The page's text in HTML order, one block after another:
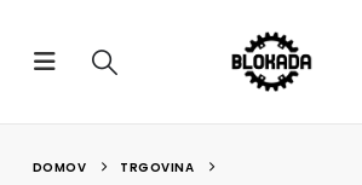
DOMOV
TRGOVINA